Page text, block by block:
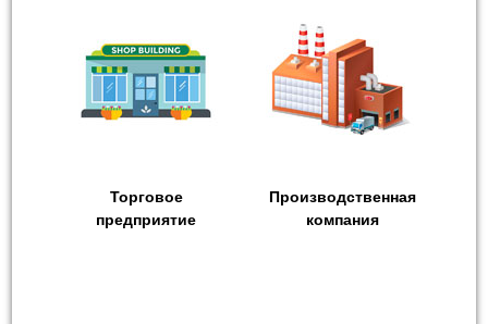
Торговое
предприятие
Производственная
компания